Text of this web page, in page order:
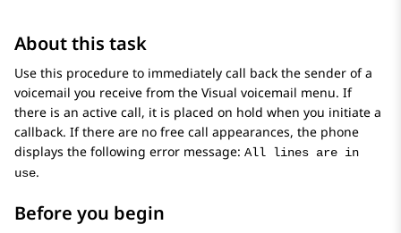
About this task
Use this procedure to immediately call back the sender of a
voicemail you receive from the Visual voicemail menu. If
there is an active call, it is placed on hold when you initiate a
callback. If there are no free call appearances, the phone
displays the following error message: All lines are in
use.
Before you begin